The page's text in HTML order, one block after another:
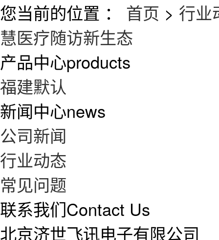
您当前的位置 ： 首页 > 行业
慧医疗随访新生态
产品中心products
福建默认
新闻中心news
公司新闻
行业动态
常见问题
联系我们Contact Us
北京济世飞讯电子有限公司